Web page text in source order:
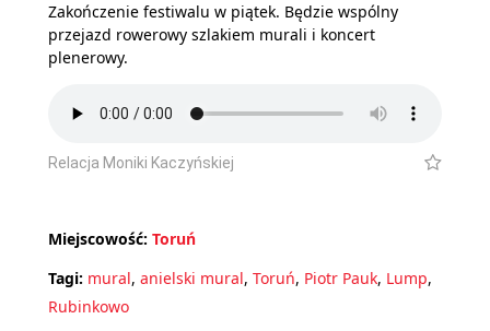
Zakończenie festiwalu w piątek. Będzie wspólny
przejazd rowerowy szlakiem murali i koncert
plenerowy.
Relacja Moniki Kaczyńskiej
Miejscowość: Toruń
Tagi: mural, anielski mural, Toruń, Piotr Pauk, Lump,
Rubinkowo